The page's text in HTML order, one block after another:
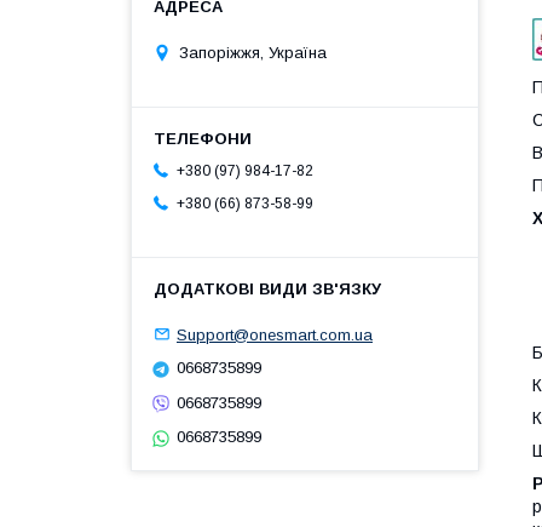
Запоріжжя, Україна
+380 (97) 984-17-82
+380 (66) 873-58-99
Support@onesmart.com.ua
0668735899
0668735899
0668735899